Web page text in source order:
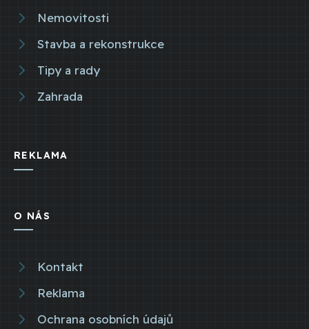
Nemovitosti
Stavba a rekonstrukce
Tipy a rady
Zahrada
REKLAMA
O NÁS
Kontakt
Reklama
Ochrana osobních údajů